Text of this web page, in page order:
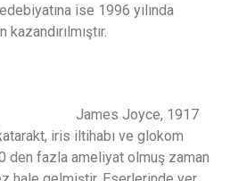
ise 1996 yılında
James Joyce, 1917
iris iltihabı ve glokom
den fazla ameliyat olmuş zaman